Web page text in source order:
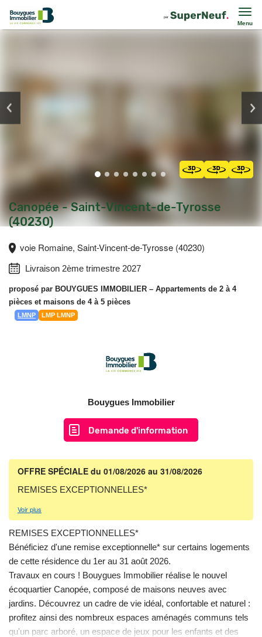
Menu
Canopée - Saint-Vincent-de-Tyrosse
(40230)
voie Romaine, Saint-Vincent-de-Tyrosse (40230)
Livraison 2ème trimestre 2027
proposé par BOUYGUES IMMOBILIER – Appartements de 2 à 4
pièces et maisons de 4 à 5 pièces
LMNP LMP LMNP
Bouygues Immobilier
Demande d'information
OFFRE SPÉCIALE du 01/08/2026 au 31/08/2026
REMISES EXCEPTIONNELLES*
Voir plus
REMISES EXCEPTIONNELLES*
Bénéficiez d'une remise exceptionnelle* sur certains logements
de cette résidence du 1er au 31 août 2026.
Travaux en cours ! Bouygues Immobilier réalise le nouvel
écoquartier Canopée, composé de maisons neuves avec
jardins. Découvrez un cadre de vie idéal, confortable et naturel :
profitez ainsi des nombreux espaces aménagés communs tels
qu'un parc arboré, un espace de jeux pour les enfants et des